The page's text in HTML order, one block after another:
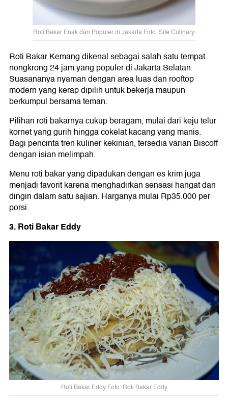
Roti Bakar Enak dan Populer di Jakarta Foto: Site Culinary
Roti Bakar Kemang dikenal sebagai salah satu tempat
nongkrong 24 jam yang populer di Jakarta Selatan.
Suasananya nyaman dengan area luas dan rooftop
modern yang kerap dipilih untuk bekerja maupun
berkumpul bersama teman.
Pilihan roti bakarnya cukup beragam, mulai dari keju telur
kornet yang gurih hingga cokelat kacang yang manis.
Bagi pencinta tren kuliner kekinian, tersedia varian Biscoff
dengan isian melimpah.
Menu roti bakar yang dipadukan dengan es krim juga
menjadi favorit karena menghadirkan sensasi hangat dan
dingin dalam satu sajian. Harganya mulai Rp35.000 per
porsi.
3. Roti Bakar Eddy
Roti Bakar Eddy Foto: Roti Bakar Eddy